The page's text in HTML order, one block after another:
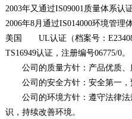
2003年又通过IS09001质量体系认
2006年8月通过IS014000环境管
美国 UL认证（档案号：
TS16949认证，注册编号06775/0。
公司的质量方针：产品优质、
公司的安全方针：安全第一，
公司的环境方针：遵守法律法
识，持续改善环境。